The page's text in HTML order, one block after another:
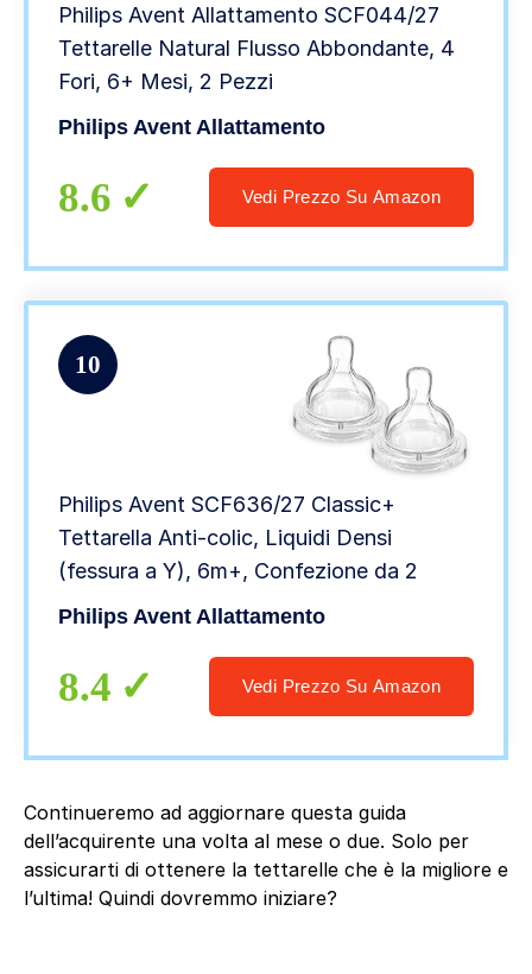
Philips Avent Allattamento SCF044/27
Tettarelle Natural Flusso Abbondante, 4
Fori, 6+ Mesi, 2 Pezzi
Philips Avent Allattamento
8.6 Vedi Prezzo Su Amazon
10
Philips Avent SCF636/27 Classic+
Tettarella Anti-colic, Liquidi Densi
(fessura a Y), 6m+, Confezione da 2
Philips Avent Allattamento
8.4 Vedi Prezzo Su Amazon
Continueremo ad aggiornare questa guida
dell’acquirente una volta al mese o due. Solo per
assicurarti di ottenere la tettarelle che è la migliore e
l’ultima! Quindi dovremmo iniziare?